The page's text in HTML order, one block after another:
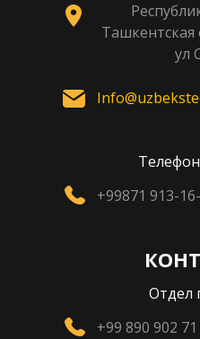
Ташкентская
ул
+99871 913-
Отдел
+99 890 902